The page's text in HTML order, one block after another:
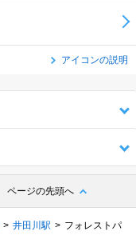
アイコンの説明
ページの先頭へ
井田川駅
フォレストパ